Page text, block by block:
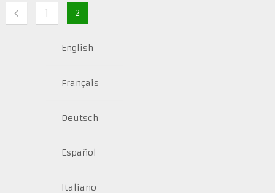
1 2
English
Français
Deutsch
Español
Italiano